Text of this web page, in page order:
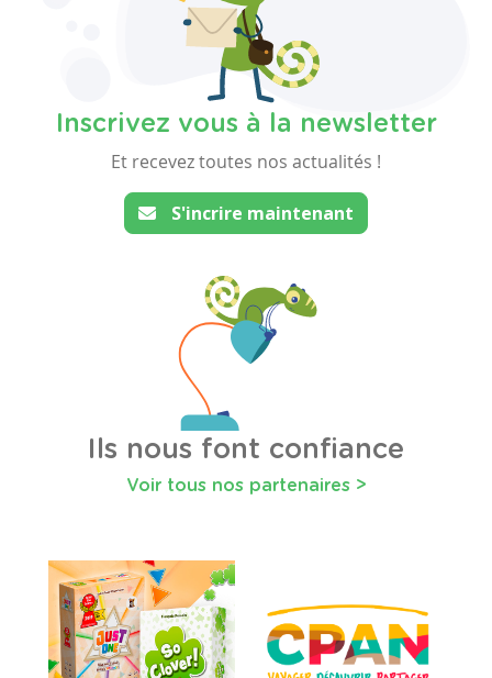
Inscrivez vous à la newsletter
Et recevez toutes nos actualités !
S'incrire maintenant
Ils nous font confiance
Voir tous nos partenaires >